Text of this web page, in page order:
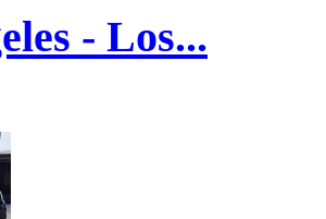
- Los...